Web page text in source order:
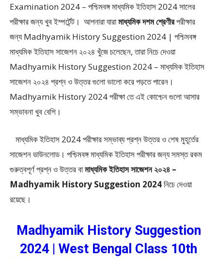
Examination 2024 – পশ্চিমবঙ্গ মাধ্যমিক ইতিহাস 2024সালের
পরীক্ষার জন্য খুব ইম্পর্টেন্ট। আপনারা যারামাধ্যমিক দশম শ্রেণীরপরীক্ষার
জন্য Madhyamik History Suggestion 2024 | পশ্চিমবঙ্গ
মাধ্যমিক ইতিহাস সাজেশন ২০২৪ খুঁজে চলেছেন, তারা নিচে দেওয়া
Madhyamik History Suggestion 2024 – মাধ্যমিক ইতিহাস
সাজেশন ২০২৪ প্রশ্ন ও উত্তর গুলো ভালো করে পড়তে পারেন।
Madhyamik History 2024 পরীক্ষা তে এই কোশ্চেন গুলো আসার
সম্ভাবনা খুব বেশি।
মাধ্যমিক ইতিহাস 2024 পরীক্ষার সম্ভাব্য প্রশ্ন উত্তর ও শেষ মুহূর্তের
সাজেশন ডাউনলোড। পশ্চিমবঙ্গ মাধ্যমিক ইতিহাস পরীক্ষার জন্য সমস্ত রকম
গুরুত্বপূর্ণ প্রশ্ন ও উত্তর বামাধ্যমিক ইতিহাস সাজেশন ২০২৪ –
Madhyamik History Suggestion 2024নিচে দেওয়া
রয়েছে।
Madhyamik History Suggestion
2024 | West Bengal Class 10th